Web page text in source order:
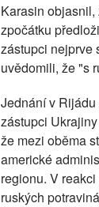
Karasin
zpočátku
zástupci nejprve
uvědomili, že "s
Jednání v
zástupci
že mezi oběma
americké
regionu. V
ruských